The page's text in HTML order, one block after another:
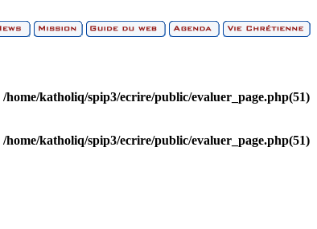
/home/katholiq/spip3/ecrire/public/evaluer_page.php(51)
/home/katholiq/spip3/ecrire/public/evaluer_page.php(51)